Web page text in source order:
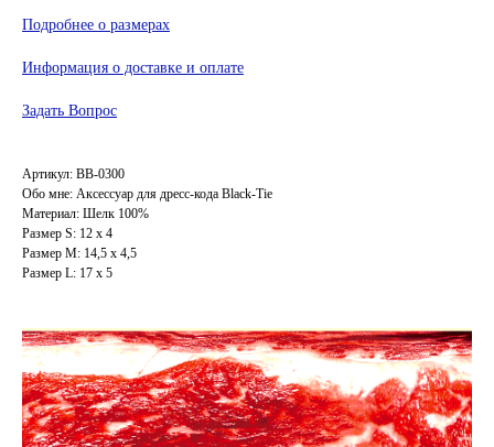
Подробнее о размерах
Информация о доставке и оплате
Задать Вопрос
Артикул: BB-0300
Обо мне: Аксессуар для дресс-кода Black-Tie
Материал: Шелк 100%
Размер S: 12 x 4
Размер M: 14,5 x 4,5
Размер L: 17 x 5